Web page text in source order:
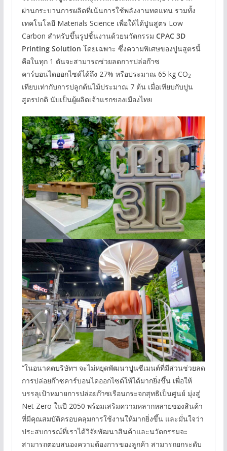
ผ่านกระบวนการผลิตที่เน้นการใช้พลังงานทดแทน รวมทั้ง
เทคโนโลยี Materials Science เพื่อให้ได้ปูนสูตร Low
Carbon สำหรับขึ้นรูปชิ้นงานด้วยนวัตกรรม CPAC 3D
Printing Solution โดยเฉพาะ ซึ่งความพิเศษของปูนสูตรนี้
คือในทุก 1 ตันจะสามารถช่วยลดการปล่อก๊าซ
คาร์บอนไดออกไซด์ได้ถึง 27% หรือประมาณ 65 kg CO2
เทียบเท่ากับการปลูกต้นไม้ประมาณ 7 ต้น เมื่อเทียบกับปูน
สูตรปกติ นับเป็นผู้ผลิตเจ้าแรกของเมืองไทย
“ในอนาคตบริษัทฯ จะไม่หยุดพัฒนาปูนซีเมนต์ที่มีส่วนช่วยลด
การปล่อยก๊าซคาร์บอนไดออกไซด์ให้ได้มากยิ่งขึ้น เพื่อให้
บรรลุเป้าหมายการปล่อยก๊าซเรือนกระจกสุทธิเป็นศูนย์ มุ่งสู่
Net Zero ในปี 2050 พร้อมเสริมความหลากหลายของสินค้า
ที่มีคุณสมบัติครอบคลุมการใช้งานให้มากยิ่งขึ้น และมั่นใจว่า
ประสบการณ์ที่เราได้วิจัยพัฒนาสินค้าและนวัตกรรมจะ
สามารถตอบสนองความต้องการของลูกค้า สามารถยกระดับ